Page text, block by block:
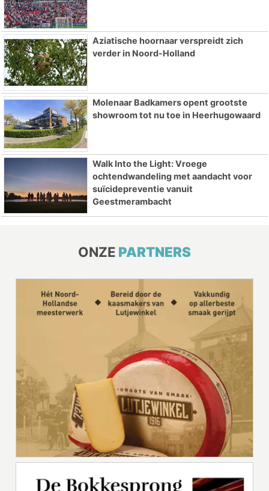
Aziatische hoornaar verspreidt zich
verder in Noord-Holland
Molenaar Badkamers opent grootste
showroom tot nu toe in Heerhugowaard
Walk Into the Light: Vroege
ochtendwandeling met aandacht voor
suïcidepreventie vanuit
Geestmerambacht
ONZE PARTNERS